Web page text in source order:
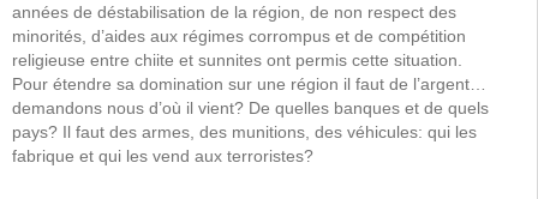
années de déstabilisation de la région, de non respect des
minorités, d’aides aux régimes corrompus et de compétition
religieuse entre chiite et sunnites ont permis cette situation.
Pour étendre sa domination sur une région il faut de l’argent…
demandons nous d’où il vient? De quelles banques et de quels
pays? Il faut des armes, des munitions, des véhicules: qui les
fabrique et qui les vend aux terroristes?